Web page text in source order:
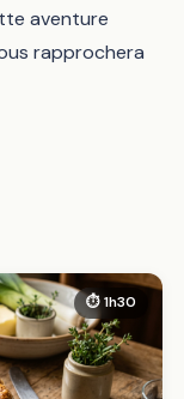
aventure
rapprochera
⏱ 1h30